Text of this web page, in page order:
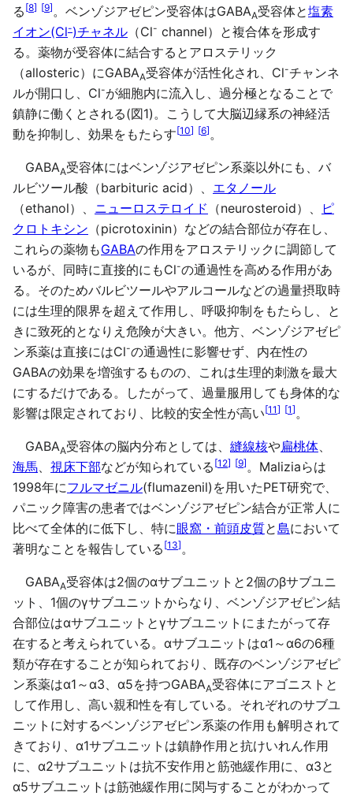
る [8] [9]。ベンゾジアゼピン受容体はGABAA受容体と塩素
イオン(Cl-)チャネル （Cl- channel）と複合体を形成す
る。薬物が受容体に結合するとアロステリック
（allosteric）にGABAA受容体が活性化され、Cl-チャンネ
ルが開口し、Cl-が細胞内に流入し、過分極となることで
鎮静に働くとされる(図1)。こうして大脳辺縁系の神経活
動を抑制し、効果をもたらす[10] [6]。
GABAA受容体にはベンゾジアゼピン系薬以外にも、バ
ルビツール酸（barbituric acid）、 エタノール
（ethanol）、 ニューロステロイド （neurosteroid）、
ピ
クロトキシン （picrotoxinin）などの結合部位が存在し、
これらの薬物もGABAの作用をアロステリックに調節して
いるが、同時に直接的にもCl-の通過性を高める作用があ
る。そのためバルビツールやアルコールなどの過量摂取時
には生理的限界を超えて作用し、呼吸抑制をもたらし、と
きに致死的となりえ危険が大きい。他方、ベンゾジアゼピ
ン系薬は直接にはCl-の通過性に影響せず、内在性の
GABAの効果を増強するものの、これは生理的刺激を最大
にするだけである。したがって、過量服用しても身体的な
影響は限定されており、比較的安全性が高い[11] [1]。
GABAA受容体の脳内分布としては、 縫線核や扁桃体、
海馬、 視床下部などが知られている [12] [9]。Maliziaらは
1998年にフルマゼニル(flumazenil)を用いたPET研究で、
パニック障害の患者ではベンゾジアゼピン結合が正常人に
比べて全体的に低下し、特に眼窩・前頭皮質と島において
著明なことを報告している [13]。
GABAA受容体は2個のαサブユニットと2個のβサブユニ
ット、1個のγサブユニットからなり、ベンゾジアゼピン結
合部位はαサブユニットとγサブユニットにまたがって存
在すると考えられている。αサブユニットはα1～α6の6種
類が存在することが知られており、既存のベンゾジアゼピ
ン系薬はα1～α3、α5を持つGABAA受容体にアゴニストと
して作用し、高い親和性を有している。それぞれのサブユ
ニットに対するベンゾジアゼピン系薬の作用も解明されて
きており、α1サブユニットは鎮静作用と抗けいれん作用
に、α2サブユニットは抗不安作用と筋弛緩作用に、α3と
α5サブユニットは筋弛緩作用に関与することがわかって